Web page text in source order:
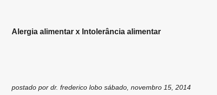
Alergia alimentar x Intolerância alimentar
postado por dr. frederico lobo sábado, novembro 15, 2014